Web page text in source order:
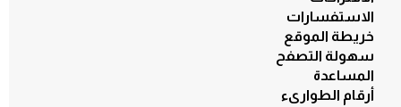
الاستفسارات
خريطة الموقع
سهولة التصفح
المساعدة
أرقام الطوارىء